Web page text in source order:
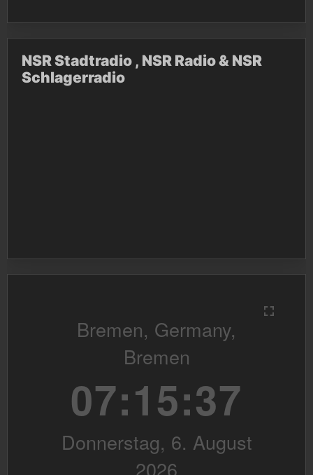
NSR Stadtradio , NSR Radio & NSR
Schlagerradio